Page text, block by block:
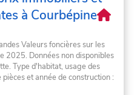
à Courbépine
Valeurs foncières sur les
2025. Données non disponibles
Type d'habitat, usage des
et année de construction :